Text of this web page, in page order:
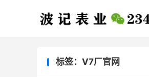
标签：V7厂官网